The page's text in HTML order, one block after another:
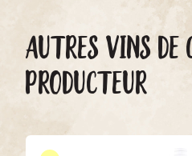
AUTRES VINS DE
PRODUCTEUR